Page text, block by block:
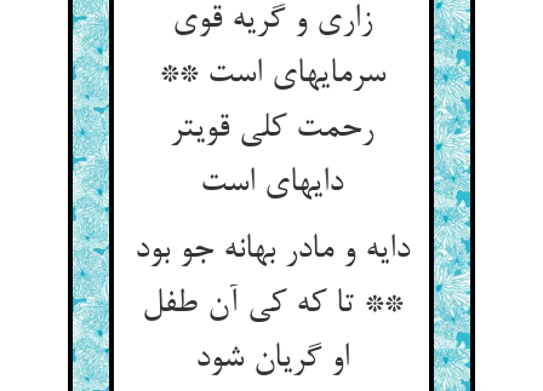
زاری و گریه قوی
سرمایه‏ای است **
رحمت کلی قوی‏تر
دایه‏ای است‏
دایه و مادر بهانه جو بود
** تا که کی آن طفل
او گریان شود